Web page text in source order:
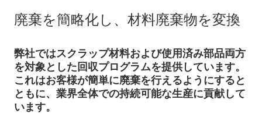
廃棄を簡略化し、材料廃棄物を変換
弊社ではスクラップ材料および使用済み部品両方
を対象とした回収プログラムを提供しています。
これはお客様が簡単に廃棄を行えるようにすると
ともに、業界全体での持続可能な生産に貢献して
います。